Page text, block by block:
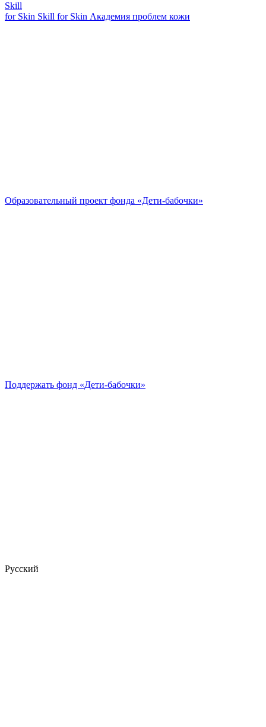
Skill
for Skin Skill for Skin Академия проблем кожи
Образовательный проект фонда «Дети-бабочки»
Поддержать фонд «Дети-бабочки»
Русский